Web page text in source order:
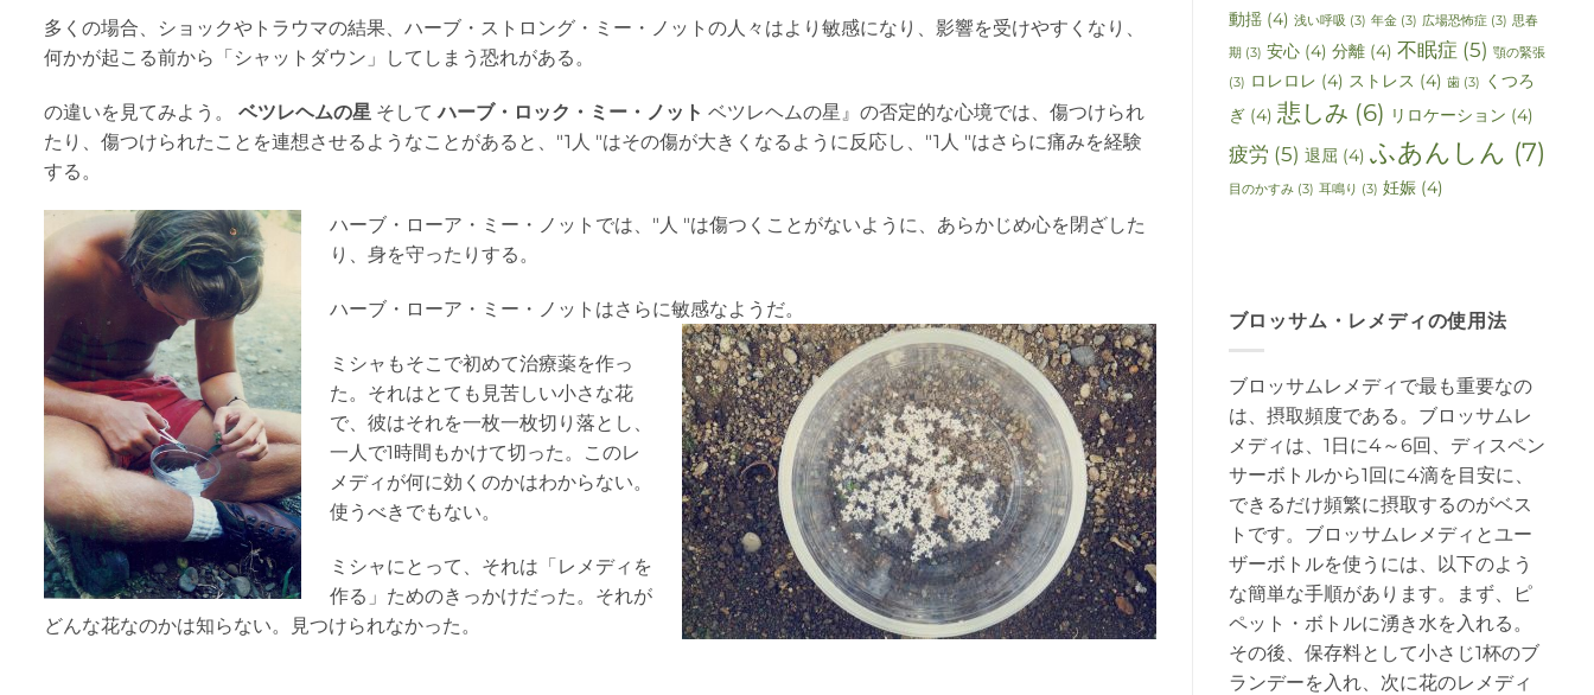
多くの場合、ショックやトラウマの結果、ハーブ・ストロング・ミー・ノットの人々はより敏感になり、影響を受けやすくなり、
何かが起こる前から「シャットダウン」してしまう恐れがある。
の違いを見てみよう。 ベツレヘムの星 そしてハーブ・ロック・ミー・ノット ベツレヘムの星』の否定的な心境では、傷つけられ
たり、傷つけられたことを連想させるようなことがあると、"1人 "はその傷が大きくなるように反応し、"1人 "はさらに痛みを経験
する。
ハーブ・ローア・ミー・ノットでは、"人 "は傷つくことがないように、あらかじめ心を閉ざした
り、身を守ったりする。
ハーブ・ローア・ミー・ノットはさらに敏感なようだ。
ミシャもそこで初めて治療薬を作っ
た。それはとても見苦しい小さな花
で、彼はそれを一枚一枚切り落とし、
一人で1時間もかけて切った。このレ
メディが何に効くのかはわからない。
使うべきでもない。
ミシャにとって、それは「レメディを
作る」ためのきっかけだった。それが
どんな花なのかは知らない。見つけられなかった。
動揺(4) 浅い呼吸 (3) 年金(3) 広場恐怖症(3) 思春
期 (3) 安心(4) 分離(4) 不眠症 (5) 顎の緊張
(3) ロレロレ (4) ストレス (4) 歯(3)
くつろ
ぎ(4) 悲しみ (6) リロケーション (4)
疲労 (5) 退屈 (4) ふあんしん (7)
目のかすみ(3) 耳鳴り (3) 妊娠(4)
ブロッサム・レメディの使用法
ブロッサムレメディで最も重要なの
は、摂取頻度である。ブロッサムレ
メディは、1日に4～6回、ディスペン
サーボトルから1回に4滴を目安に、
できるだけ頻繁に摂取するのがベス
トです。ブロッサムレメディとユー
ザーボトルを使うには、以下のよう
な簡単な手順があります。まず、ピ
ペット・ボトルに湧き水を入れる。
その後、保存料として小さじ1杯のブ
ランデーを入れ、次に花のレメディ